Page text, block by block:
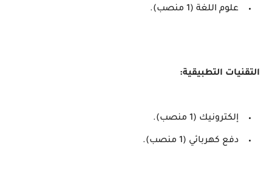
علوم اللغة (1 منصب).
التقنيات التطبيقية:
إلكترونيك (1 منصب).
دفع كهربائي (1 منصب).